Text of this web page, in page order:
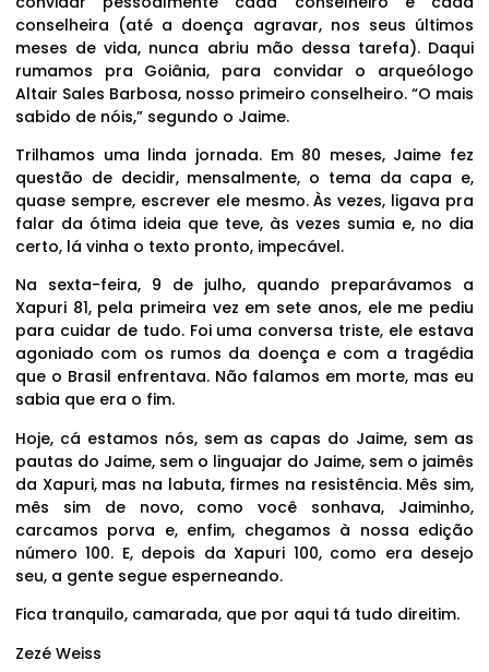
conselheira (até a doença agravar, nos seus últimos
meses de vida, nunca abriu mão dessa tarefa). Daqui
rumamos pra Goiânia, para convidar o arqueólogo
Altair Sales Barbosa, nosso primeiro conselheiro. “O mais
sabido de nóis,” segundo o Jaime.
Trilhamos uma linda jornada. Em 80 meses, Jaime fez
questão de decidir, mensalmente, o tema da capa e,
quase sempre, escrever ele mesmo. Às vezes, ligava pra
falar da ótima ideia que teve, às vezes sumia e, no dia
certo, lá vinha o texto pronto, impecável.
Na sexta-feira, 9 de julho, quando preparávamos a
Xapuri 81, pela primeira vez em sete anos, ele me pediu
para cuidar de tudo. Foi uma conversa triste, ele estava
agoniado com os rumos da doença e com a tragédia
que o Brasil enfrentava. Não falamos em morte, mas eu
sabia que era o fim.
Hoje, cá estamos nós, sem as capas do Jaime, sem as
pautas do Jaime, sem o linguajar do Jaime, sem o jaimês
da Xapuri, mas na labuta, firmes na resistência. Mês sim,
mês sim de novo, como você sonhava, Jaiminho,
carcamos porva e, enfim, chegamos à nossa edição
número 100. E, depois da Xapuri 100, como era desejo
seu, a gente segue esperneando.
Fica tranquilo, camarada, que por aqui tá tudo direitim.
Zezé Weiss